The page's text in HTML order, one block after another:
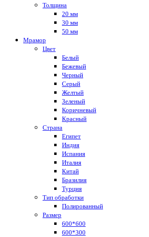
Толщина
20 мм
30 мм
50 мм
Мрамор
Цвет
Белый
Бежевый
Черный
Серый
Желтый
Зеленый
Коричневый
Красный
Страна
Египет
Индия
Испания
Италия
Китай
Бразилия
Турция
Тип обработки
Полированный
Размер
600*600
600*300